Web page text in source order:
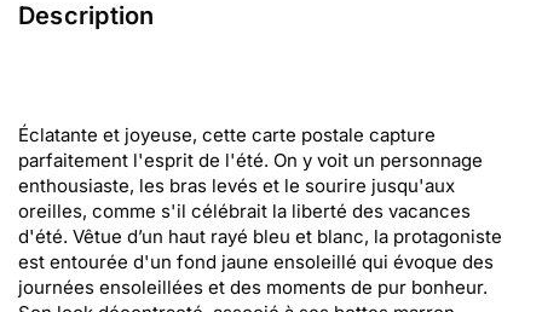
Description
Éclatante et joyeuse, cette carte postale capture
parfaitement l'esprit de l'été. On y voit un personnage
enthousiaste, les bras levés et le sourire jusqu'aux
oreilles, comme s'il célébrait la liberté des vacances
d'été. Vêtue d’un haut rayé bleu et blanc, la protagoniste
est entourée d'un fond jaune ensoleillé qui évoque des
journées ensoleillées et des moments de pur bonheur.